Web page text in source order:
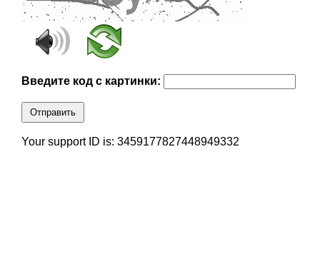
Введите код с картинки:
Отправить
Your support ID is: 3459177827448949332